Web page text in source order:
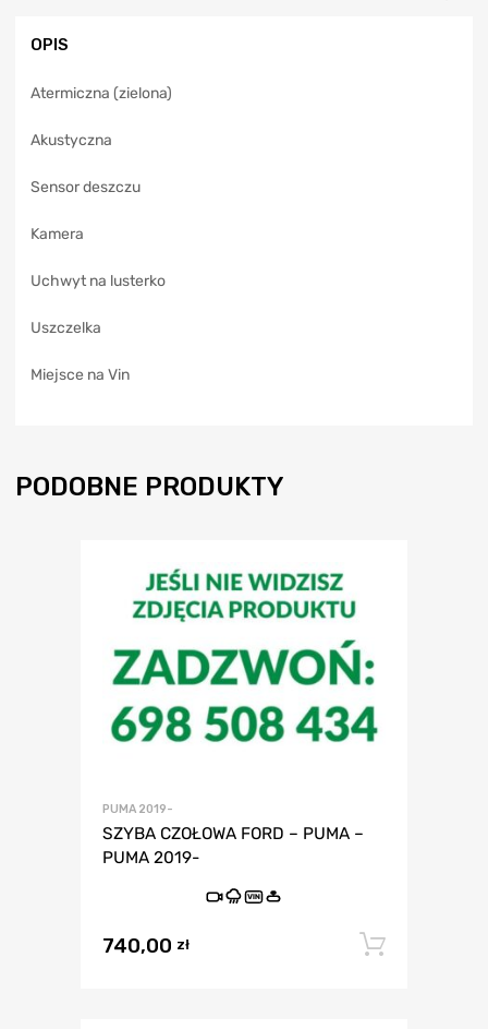
OPIS
Atermiczna (zielona)
Akustyczna
Sensor deszczu
Kamera
Uchwyt na lusterko
Uszczelka
Miejsce na Vin
PODOBNE PRODUKTY
PUMA 2019-
SZYBA CZOŁOWA FORD – PUMA –
PUMA 2019-
VIN
740,00 zł